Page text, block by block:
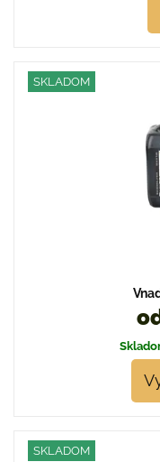
SKLADOM
SKLADOM